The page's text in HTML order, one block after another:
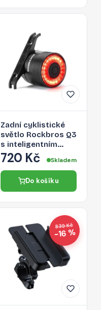
Zadní cyklistické
světlo Rockbros Q3
s inteligentním
systémem
zastavení - černé
720 Kč Skladem
Do košíku
839 Kč
−16 %